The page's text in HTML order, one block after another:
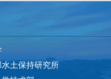
土保持研究所